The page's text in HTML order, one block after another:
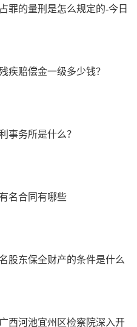
罪的量刑是怎么规定的-今日
疾赔偿金一级多少钱？
事务所是什么？
名合同有哪些
股东保全财产的条件是什么
西河池宜州区检察院深入开